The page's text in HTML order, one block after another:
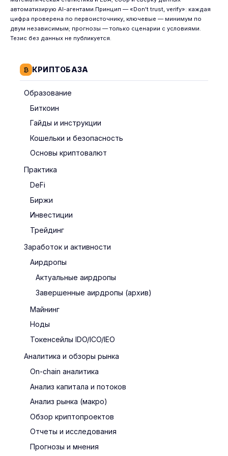
автоматизирую AI-агентами.Принцип — «Don't trust, verify»: каждая
цифра проверена по первоисточнику, ключевые — минимум по
двум независимым; прогнозы — только сценарии с условиями.
Тезис без данных не публикуется.
КРИПТОБАЗА
Образование
Биткоин
Гайды и инструкции
Кошельки и безопасность
Основы криптовалют
Практика
DeFi
Биржи
Инвестиции
Трейдинг
Заработок и активности
Аирдропы
Актуальные аирдропы
Завершенные аирдропы (архив)
Майнинг
Ноды
Токенсейлы IDO/ICO/IEO
Аналитика и обзоры рынка
On-chain аналитика
Анализ капитала и потоков
Анализ рынка (макро)
Обзор криптопроектов
Отчеты и исследования
Прогнозы и мнения